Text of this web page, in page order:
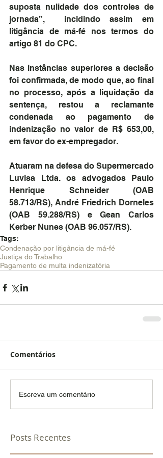
suposta nulidade dos controles de
jornada”,  incidindo assim em
litigância de má-fé nos termos do
artigo 81 do CPC.
Nas instâncias superiores a decisão
foi confirmada, de modo que, ao final
no processo, após a liquidação da
sentença, restou a reclamante
condenada ao pagamento de
indenização no valor de R$ 653,00,
em favor do ex-empregador.
Atuaram na defesa do Supermercado
Luvisa Ltda. os advogados Paulo
Henrique Schneider (OAB
58.713/RS), André Friedrich Dorneles
(OAB 59.288/RS) e Gean Carlos
Kerber Nunes (OAB 96.057/RS).
Tags:
Condenação por litigância de má-fé
Justiça do Trabalho
Pagamento de multa indenizatória
Comentários
Escreva um comentário
Posts Recentes